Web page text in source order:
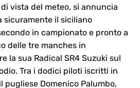
vista del meteo, si annuncia
sicuramente il siciliano
in campionato e pronto a
delle tre manches in
la sua Radical SR4 Suzuki sul
Tra i dodici piloti iscritti in
pugliese Domenico Palumbo,